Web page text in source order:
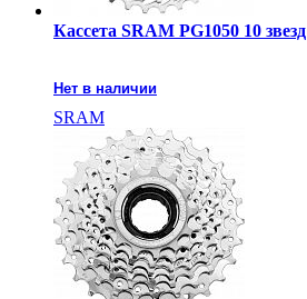
Кассета SRAM PG1050 10 звезд
Нет в наличии
SRAM